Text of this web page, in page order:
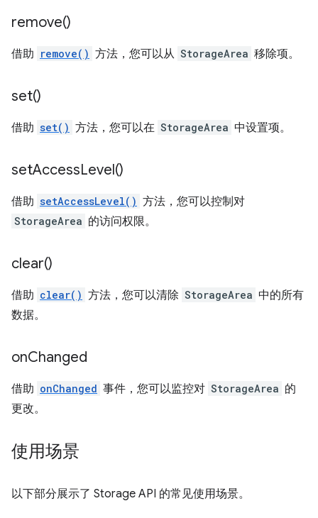
remove()
借助 remove() 方法，您可以从 StorageArea 移除项。
set()
借助 set() 方法，您可以在 StorageArea 中设置项。
setAccessLevel()
借助 setAccessLevel() 方法，您可以控制对
StorageArea 的访问权限。
clear()
借助 clear() 方法，您可以清除 StorageArea 中的所有
数据。
onChanged
借助 onChanged 事件，您可以监控对 StorageArea 的
更改。
使用场景
以下部分展示了 Storage API 的常见使用场景。